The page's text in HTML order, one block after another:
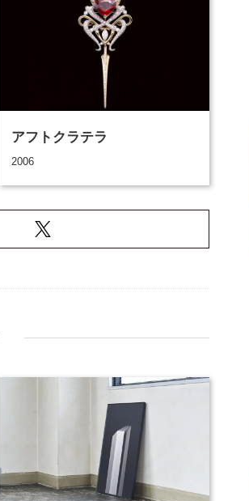
アフトクラテラ
2006